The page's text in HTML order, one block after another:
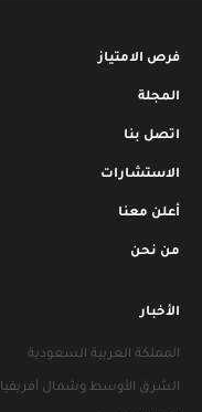
فرص الامتياز
المجلة
اتصل بنا
الاستشارات
أعلن معنا
من نحن
الأخبار
المملكة العربية السعودية
الشرق الأوسط وشمال أفريقيا